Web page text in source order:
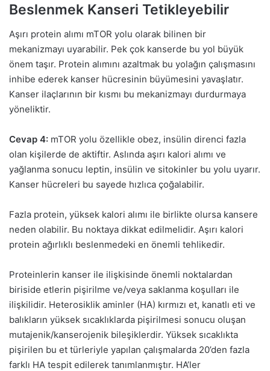
Beslenmek Kanseri Tetikleyebilir
Aşırı protein alımı mTOR yolu olarak bilinen bir
mekanizmayı uyarabilir. Pek çok kanserde bu yol büyük
önem taşır. Protein alımını azaltmak bu yolağın çalışmasını
inhibe ederek kanser hücresinin büyümesini yavaşlatır.
Kanser ilaçlarının bir kısmı bu mekanizmayı durdurmaya
yöneliktir.
Cevap 4: mTOR yolu özellikle obez, insülin direnci fazla
olan kişilerde de aktiftir. Aslında aşırı kalori alımı ve
yağlanma sonucu leptin, insülin ve sitokinler bu yolu uyarır.
Kanser hücreleri bu sayede hızlıca çoğalabilir.
Fazla protein, yüksek kalori alımı ile birlikte olursa kansere
neden olabilir. Bu noktaya dikkat edilmelidir. Aşırı kalori
protein ağırlıklı beslenmedeki en önemli tehlikedir.
Proteinlerin kanser ile ilişkisinde önemli noktalardan
biriside etlerin pişirilme ve/veya saklanma koşulları ile
ilişkilidir. Heterosiklik aminler (HA) kırmızı et, kanatlı eti ve
balıkların yüksek sıcaklıklarda pişirilmesi sonucu oluşan
mutajenik/kanserojenik bileşiklerdir. Yüksek sıcaklıkta
pişirilen bu et türleriyle yapılan çalışmalarda 20’den fazla
farklı HA tespit edilerek tanımlanmıştır. HA’ler